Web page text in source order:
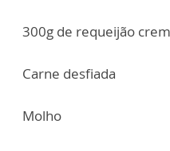
300g de requeijão
Carne desfiada
Molho